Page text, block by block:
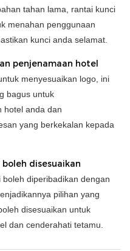
tahan lama, rantai kunci
menahan penggunaan
kunci anda selamat.
penjenamaan hotel
menyesuaikan logo, ini
bagus untuk
hotel anda dan
yang berkekalan kepada
disesuaikan
boleh diperibadikan dengan
pilihan yang
disesuaikan untuk
dan cenderahati tetamu.